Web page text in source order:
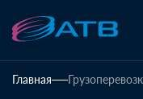
Главная